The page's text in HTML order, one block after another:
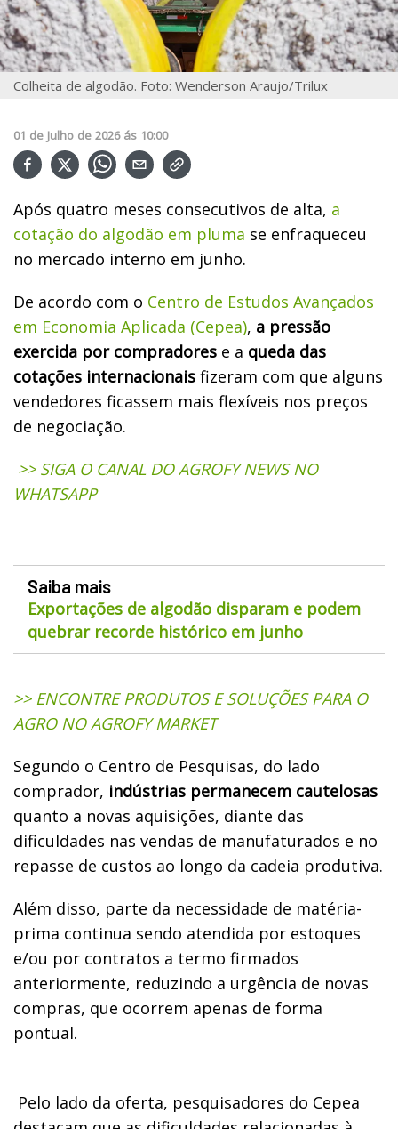
Colheita de algodão. Foto: Wenderson Araujo/Trilux
01 de Julho de 2026 ás 10:00
Após quatro meses consecutivos de alta, a
cotação do algodão em pluma se enfraqueceu
no mercado interno em junho.
De acordo com o Centro de Estudos Avançados
em Economia Aplicada (Cepea), a pressão
exercida por compradores e a queda das
cotações internacionais fizeram com que alguns
vendedores ficassem mais flexíveis nos preços
de negociação.
>> SIGA O CANAL DO AGROFY NEWS NO
WHATSAPP
Saiba mais
Exportações de algodão disparam e podem
quebrar recorde histórico em junho
>> ENCONTRE PRODUTOS E SOLUÇÕES PARA O
AGRO NO AGROFY MARKET
Segundo o Centro de Pesquisas, do lado
comprador, indústrias permanecem cautelosas
quanto a novas aquisições, diante das
dificuldades nas vendas de manufaturados e no
repasse de custos ao longo da cadeia produtiva.
Além disso, parte da necessidade de matéria-
prima continua sendo atendida por estoques
e/ou por contratos a termo firmados
anteriormente, reduzindo a urgência de novas
compras, que ocorrem apenas de forma
pontual.
Pelo lado da oferta, pesquisadores do Cepea